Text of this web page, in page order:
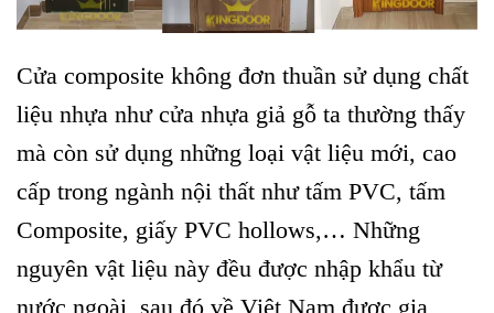
Cửa composite không đơn thuần sử dụng chất
liệu nhựa như cửa nhựa giả gỗ ta thường thấy
mà còn sử dụng những loại vật liệu mới, cao
cấp trong ngành nội thất như tấm PVC, tấm
Composite, giấy PVC hollows,… Những
nguyên vật liệu này đều được nhập khẩu từ
nước ngoài, sau đó về Việt Nam được gia